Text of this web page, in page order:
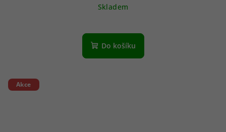
Skladem
Do košíku
Akce